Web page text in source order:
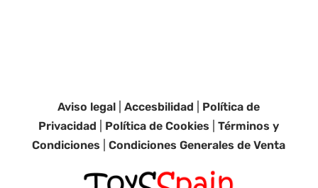
Aviso legal |Accesbilidad
Política de
Privacidad
Política de Cookies |Términos y
Condiciones |Condiciones Generales de Venta